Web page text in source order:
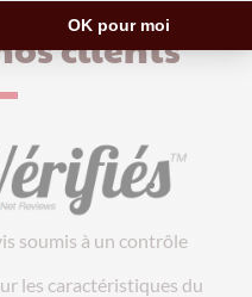
clients
soumis à un contrôle
les caractéristiques du